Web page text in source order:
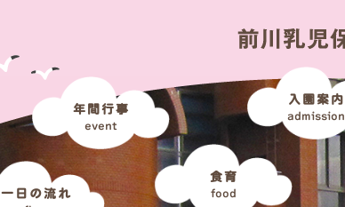
一日の流れ
年間行事
event
食育
food
入園案内
admission